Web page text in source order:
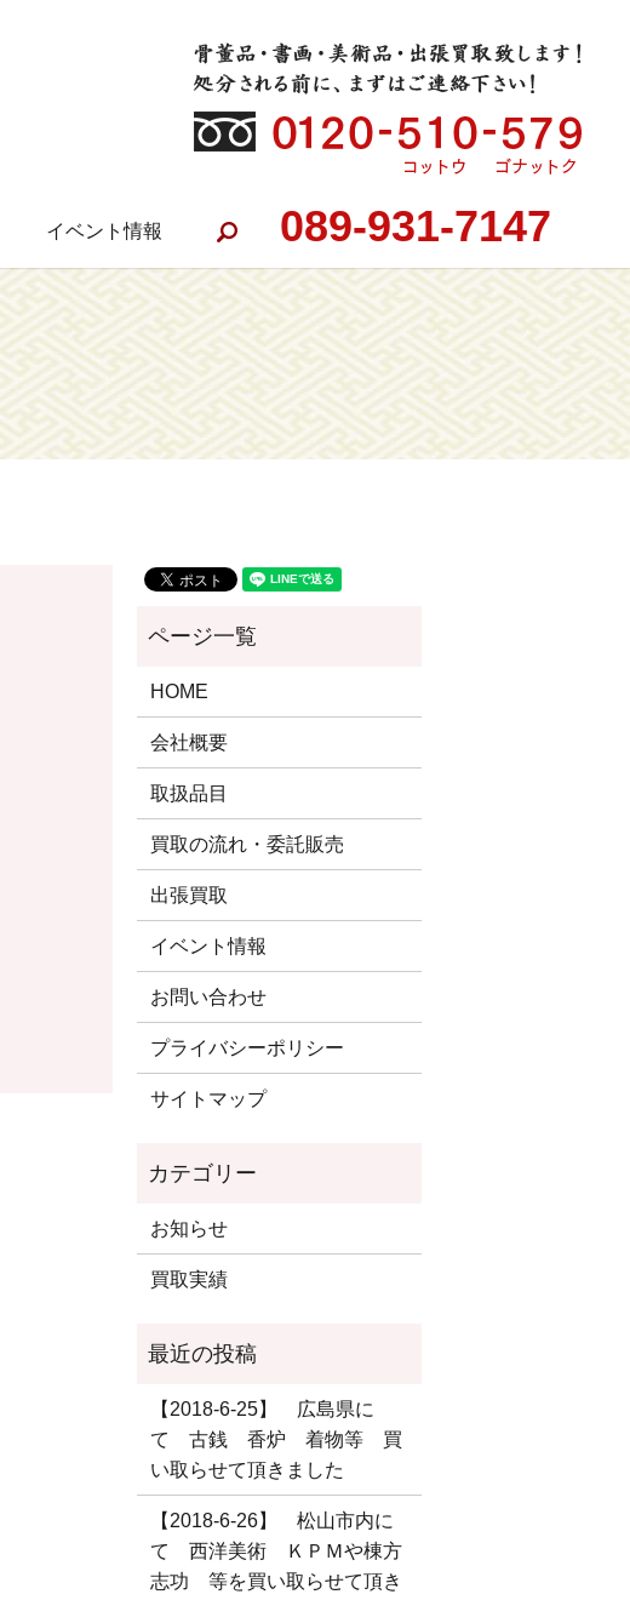
089-931-7147
イベント情報 search
HOME
会社概要
取扱品目
買取の流れ・委託販売
出張買取
イベント情報
お問い合わせ
プライバシーポリシー
サイトマップ
お知らせ
買取実績
【2018-6-25】 広島県に
て 古銭 香炉 着物等 買
い取らせて頂きました
【2018-6-26】 松山市内に
て 西洋美術 ＫＰＭや棟方
志功 等を買い取らせて頂き